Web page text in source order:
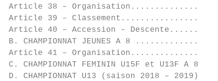
Article 38 –
Article 39 –
Article 40 – Accession –
B. CHAMPIONNAT JEUNES
Article 41 –
C. CHAMPIONNAT FEMININ
D. CHAMPIONNAT U13 (saison